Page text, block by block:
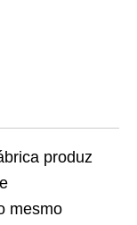
produz
mesmo